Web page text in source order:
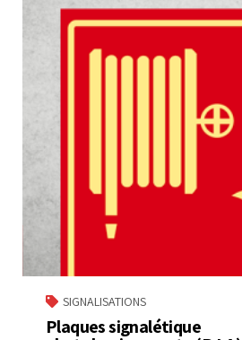
SIGNALISATIONS
Plaques signalétique